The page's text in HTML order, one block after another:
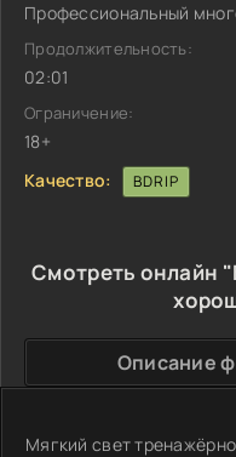
Профессиональный
Продолжительность:
02:01
Ограничение:
18+
Качество:
BDRIP
Смотреть онлайн
Описание
Мягкий свет